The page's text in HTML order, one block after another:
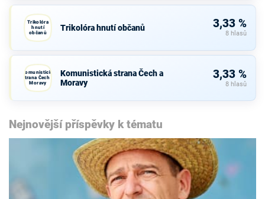
Trikolóra
hnutí
občanů
Trikolóra hnutí občanů 3,33 %
8 hlasů
Komunistická
strana Čech a
Moravy
Komunistická strana Čech a
Moravy
3,33 %
8 hlasů
Nejnovější příspěvky k tématu